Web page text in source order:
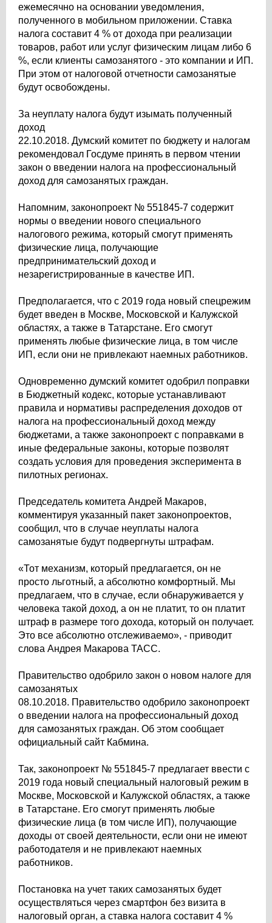
ежемесячно на основании уведомления,
полученного в мобильном приложении. Ставка
налога составит 4 % от дохода при реализации
товаров, работ или услуг физическим лицам либо 6
%, если клиенты самозанятого - это компании и ИП.
При этом от налоговой отчетности самозанятые
будут освобождены.
За неуплату налога будут изымать полученный
доход
22.10.2018. Думский комитет по бюджету и налогам
рекомендовал Госдуме принять в первом чтении
закон о введении налога на профессиональный
доход для самозанятых граждан.
Напомним, законопроект № 551845-7 содержит
нормы о введении нового специального
налогового режима, который смогут применять
физические лица, получающие
предпринимательский доход и
незарегистрированные в качестве ИП.
Предполагается, что с 2019 года новый спецрежим
будет введен в Москве, Московской и Калужской
областях, а также в Татарстане. Его смогут
применять любые физические лица, в том числе
ИП, если они не привлекают наемных работников.
Одновременно думский комитет одобрил поправки
в Бюджетный кодекс, которые устанавливают
правила и нормативы распределения доходов от
налога на профессиональный доход между
бюджетами, а также законопроект с поправками в
иные федеральные законы, которые позволят
создать условия для проведения эксперимента в
пилотных регионах.
Председатель комитета Андрей Макаров,
комментируя указанный пакет законопроектов,
сообщил, что в случае неуплаты налога
самозанятые будут подвергнуты штрафам.
«Тот механизм, который предлагается, он не
просто льготный, а абсолютно комфортный. Мы
предлагаем, что в случае, если обнаруживается у
человека такой доход, а он не платит, то он платит
штраф в размере того дохода, который он получает.
Это все абсолютно отслеживаемо», - приводит
слова Андрея Макарова ТАСС.
Правительство одобрило закон о новом налоге для
самозанятых
08.10.2018. Правительство одобрило законопроект
о введении налога на профессиональный доход
для самозанятых граждан. Об этом сообщает
официальный сайт Кабмина.
Так, законопроект № 551845-7 предлагает ввести с
2019 года новый специальный налоговый режим в
Москве, Московской и Калужской областях, а также
в Татарстане. Его смогут применять любые
физические лица (в том числе ИП), получающие
доходы от своей деятельности, если они не имеют
работодателя и не привлекают наемных
работников.
Постановка на учет таких самозанятых будет
осуществляться через смартфон без визита в
налоговый орган, а ставка налога составит 4 %